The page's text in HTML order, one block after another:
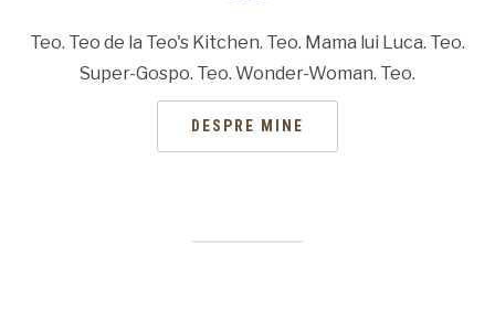
Teo. Teo de la Teo's Kitchen. Teo. Mama lui Luca. Teo.
Super-Gospo. Teo. Wonder-Woman. Teo.
DESPRE MINE